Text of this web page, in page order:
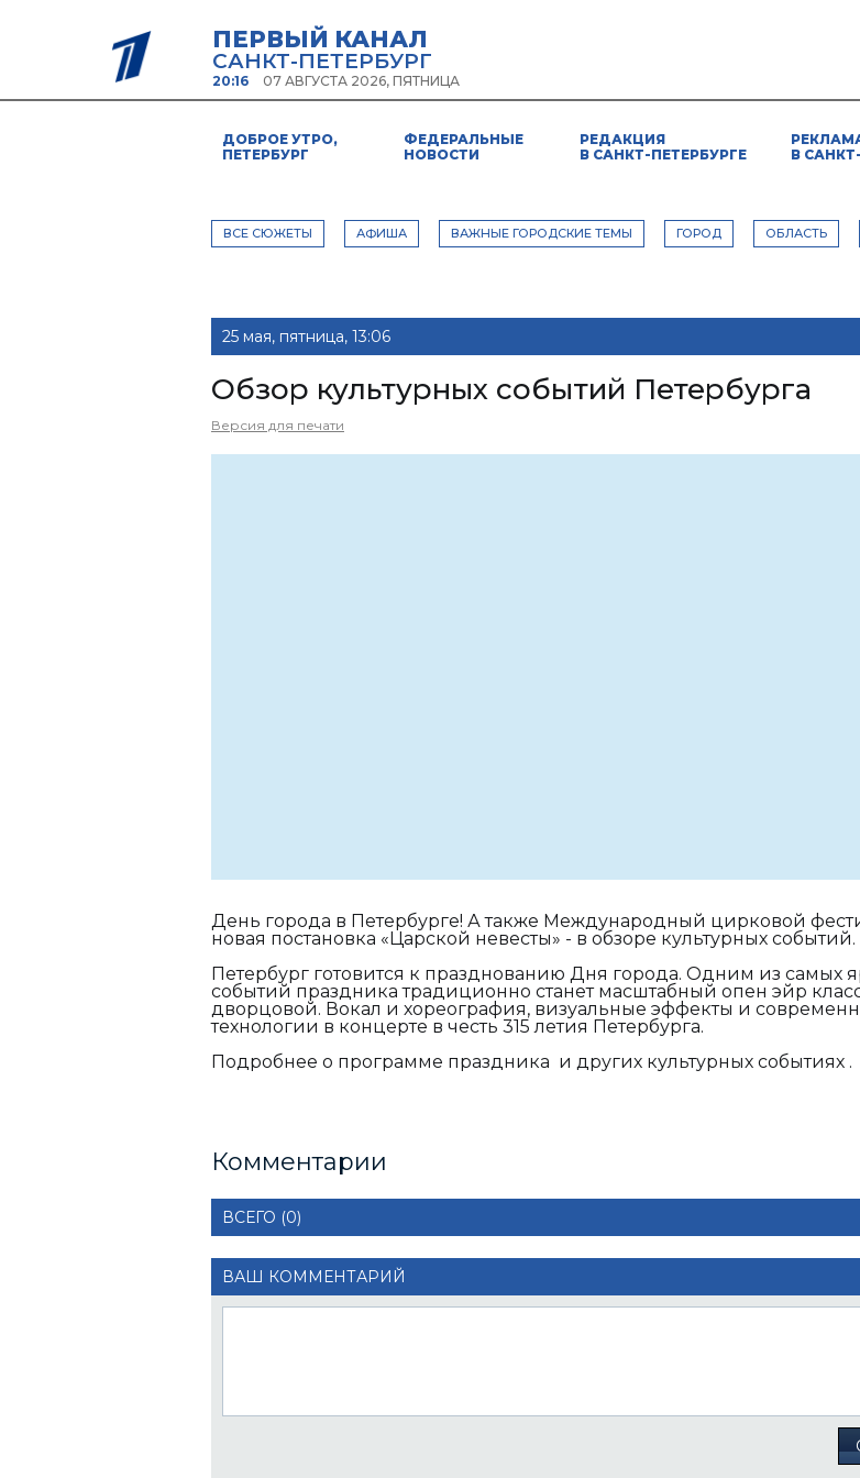
ПЕРВЫЙ КАНАЛ
САНКТ-ПЕТЕРБУРГ
20:16 07 АВГУСТА 2026, ПЯТНИЦА
ДОБРОЕ УТРО,
ПЕТЕРБУРГ
ФЕДЕРАЛЬНЫЕ
НОВОСТИ
РЕДАКЦИЯ
В САНКТ-ПЕТЕРБУРГЕ
В
ВСЕ СЮЖЕТЫ АФИША ВАЖНЫЕ ГОРОДСКИЕ ТЕМЫ ГОРОД ОБЛАСТЬ
25 мая, пятница, 13:06
Обзор культурных событий Петербурга
Версия для печати
День города в Петербурге! А также Международный цирковой
новая постановка «Царской невесты» - в обзоре культурных событий.
Петербург готовится к празднованию Дня города. Одним из самых
событий праздника традиционно станет масштабный опен эйр
дворцовой. Вокал и хореография, визуальные эффекты и
технологии в концерте в честь 315 летия Петербурга.
Подробнее о программе праздника и других культурных событиях .
Комментарии
ВСЕГО (0)
ВАШ КОММЕНТАРИЙ